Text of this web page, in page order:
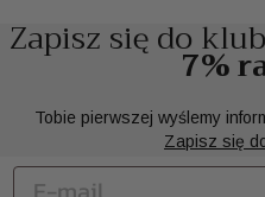
Zapisz się do
7%
Tobie pierwszej wyślemy
Zapisz się